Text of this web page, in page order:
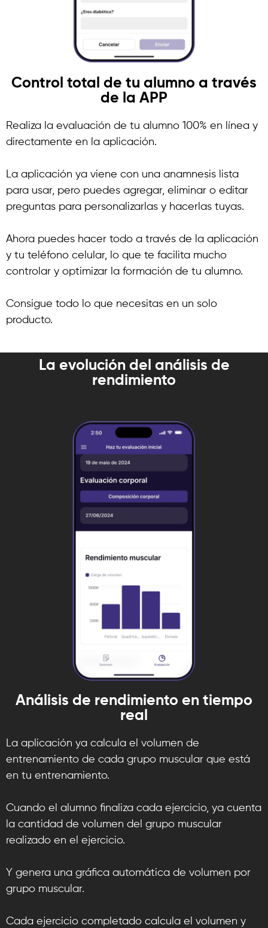
Control total de tu alumno a través
de la APP​
Realiza la evaluación de tu alumno 100% en línea y
directamente en la aplicación.
La aplicación ya viene con una anamnesis lista
para usar, pero puedes agregar, eliminar o editar
preguntas para personalizarlas y hacerlas tuyas.
Ahora puedes hacer todo a través de la aplicación
y tu teléfono celular, lo que te facilita mucho
controlar y optimizar la formación de tu alumno.
Consigue todo lo que necesitas en un solo
producto.
La evolución del análisis de
rendimiento
Análisis de rendimiento en tiempo
real
La aplicación ya calcula el volumen de
entrenamiento de cada grupo muscular que está
en tu entrenamiento.
Cuando el alumno finaliza cada ejercicio, ya cuenta
la cantidad de volumen del grupo muscular
realizado en el ejercicio.
Y genera una gráfica automática de volumen por
grupo muscular.
Cada ejercicio completado calcula el volumen y